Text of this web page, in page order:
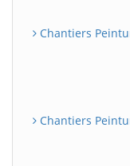
Chantiers
Chantiers